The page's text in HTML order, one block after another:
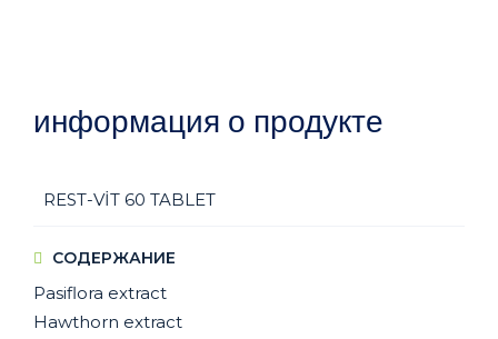
информация о продукте
REST-VİT 60 TABLET
СОДЕРЖАНИЕ
Pasiflora extract
Hawthorn extract